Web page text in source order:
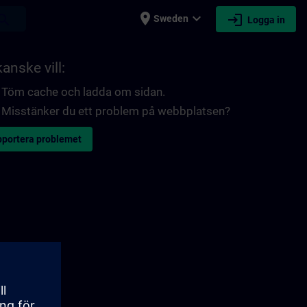
place Sweden expand_more login Logga in
vill:
Töm cache och ladda om sidan.
Misstänker du ett problem på webbplatsen?
problemet